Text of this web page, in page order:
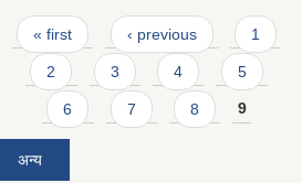
Pages
« first ‹ previous 1
2 3 4 5
6 7 8 9
अन्य